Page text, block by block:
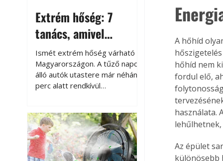
Extrém hőség: 7
tanács, amivel
megóvhatjuk
autónkat a nyári
károktól
Ismét extrém hőség várható
Magyarországon. A tűző napon
álló autók utastere már néhány
perc alatt rendkívül
megközelítheti. Ez nemcsak a
beszállást teszi kellemetlenné,
hanem az autó állapotára és a
benne hagyott tárgyakra is
A hőhíd
hőhíd nem
fordul elő,
használata.
Az épület
különösebb